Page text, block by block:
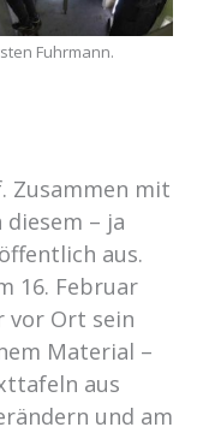
Fuhrmann.
Zusammen mit
– ja
aus.
16. Februar
vor Ort sein
Material –
aus
und am